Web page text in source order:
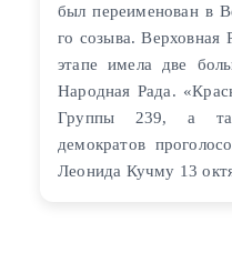
был переименован в
го созыва. Верховная
этапе имела две
Народная Рада.
Группы 239, а
демократов
Леонида Кучму 13